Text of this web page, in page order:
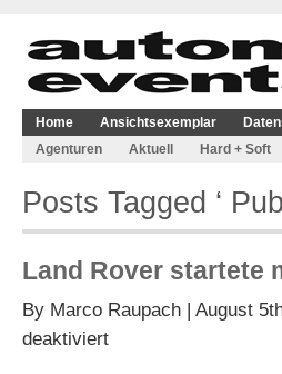
Home Ansichtsexemplar
Agenturen
Aktuell Hard + Soft
Posts Tagged ‘
Land Rover startete
By Marco Raupach | August
deaktiviertfür